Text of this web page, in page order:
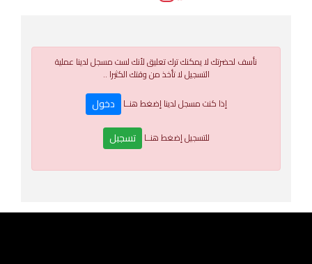
نأسف لحضرتك لا يمكنك ترك تعليق لأنك لست مسجل لدينا عملية
التسجيل لا تأخذ من وقتك الكثيرا ..
إذا كنت مسجل لدينا إضغط هنــا
دخول
للتسجيل إضغط هنــا تسجبل